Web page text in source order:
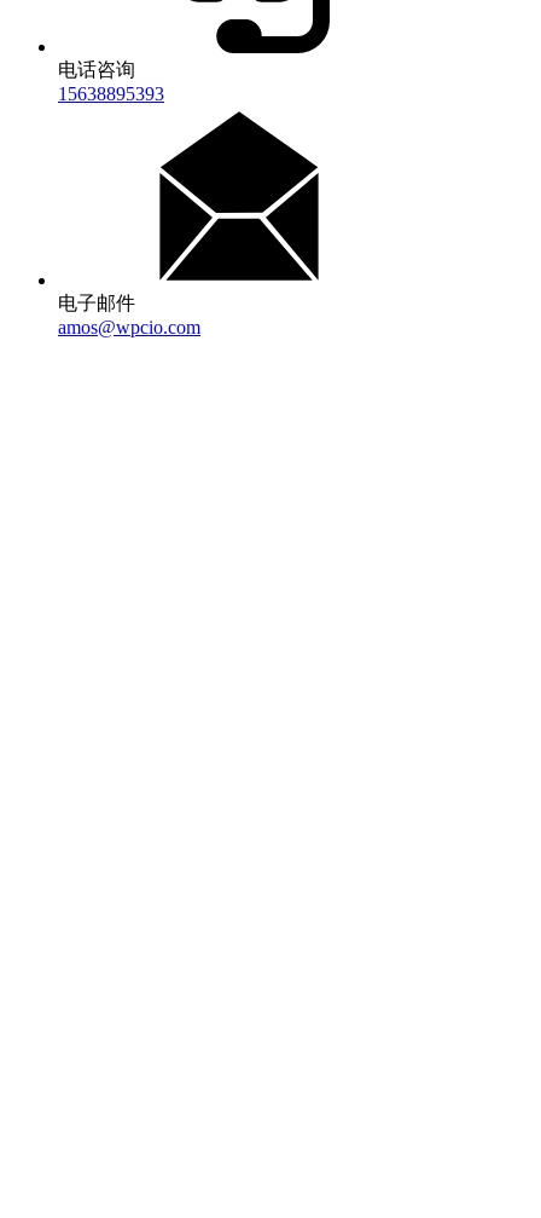
电话咨询
15638895393
电子邮件
amos@wpcio.com